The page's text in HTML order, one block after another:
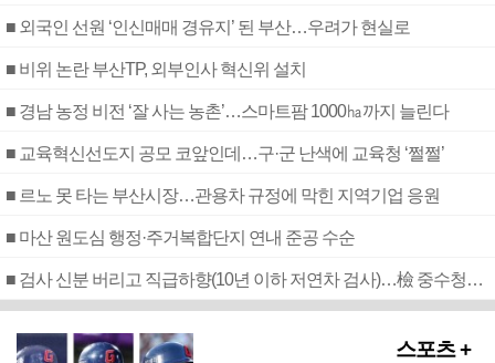
■ 외국인 선원 ‘인신매매 경유지’ 된 부산…우려가 현실로
■ 비위 논란 부산TP, 외부인사 혁신위 설치
■ 경남 농정 비전 ‘잘 사는 농촌’…스마트팜 1000㏊까지 늘린다
■ 교육혁신선도지 공모 코앞인데…구·군 난색에 교육청 ‘쩔쩔’
■ 르노 못 타는 부산시장…관용차 규정에 막힌 지역기업 응원
■ 마산 원도심 행정·주거복합단지 연내 준공 수순
■ 검사 신분 버리고 직급하향(10년 이하 저연차 검사)…檢 중수청행 기피
스포츠 +